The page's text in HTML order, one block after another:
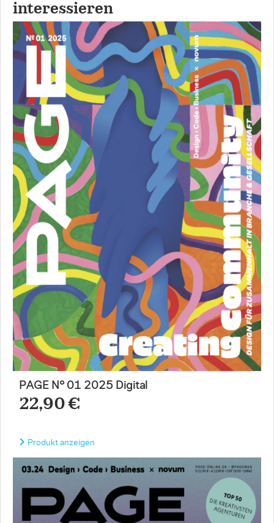
interessieren
PAGE N° 01 2025 Digital
22,90 €
Produkt anzeigen